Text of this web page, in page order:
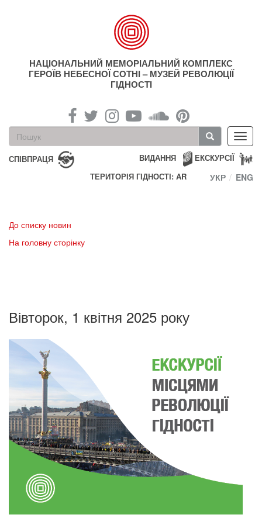
НАЦІОНАЛЬНИЙ МЕМОРІАЛЬНИЙ КОМПЛЕКС
ГЕРОЇВ НЕБЕСНОЇ СОТНІ – МУЗЕЙ РЕВОЛЮЦІЇ
ГІДНОСТІ
Пошукова
форма
Пошук
СПІВПРАЦЯ ЕКСКУРСІЇ
ВИДАННЯ
ТЕРИТОРІЯ ГІДНОСТІ: AR
УКР ENG
До списку новин
На головну сторінку
Вівторок, 1 квітня 2025 року